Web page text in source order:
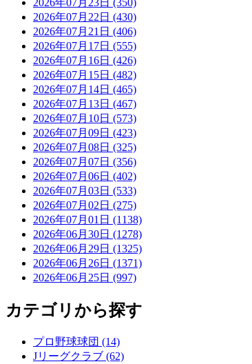
2026年07月23日 (350)
2026年07月22日 (430)
2026年07月21日 (406)
2026年07月17日 (555)
2026年07月16日 (426)
2026年07月15日 (482)
2026年07月14日 (465)
2026年07月13日 (467)
2026年07月10日 (573)
2026年07月09日 (423)
2026年07月08日 (325)
2026年07月07日 (356)
2026年07月06日 (402)
2026年07月03日 (533)
2026年07月02日 (275)
2026年07月01日 (1138)
2026年06月30日 (1278)
2026年06月29日 (1325)
2026年06月26日 (1371)
2026年06月25日 (997)
カテゴリから探す
プロ野球球団 (14)
Jリーグクラブ (62)